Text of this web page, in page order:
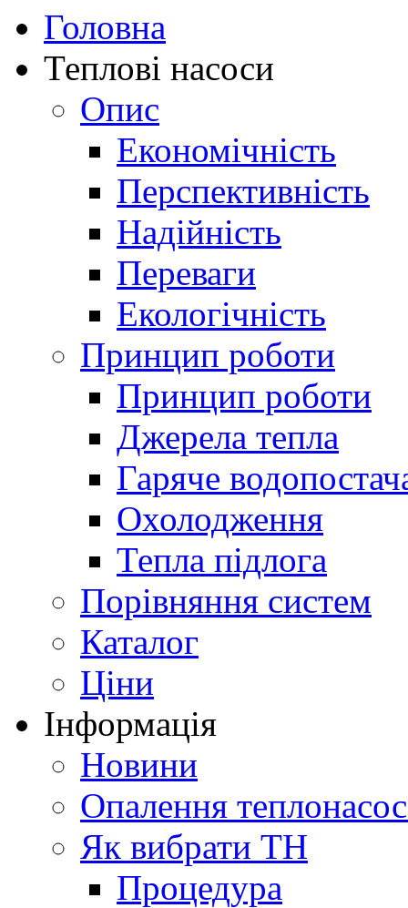
Головна
Теплові насоси
Опис
Економічність
Перспективність
Надійність
Переваги
Екологічність
Принцип роботи
Принцип роботи
Джерела тепла
Гаряче
Охолодження
Тепла підлога
Порівняння систем
Каталог
Ціни
Інформація
Новини
Опалення
Як вибрати ТН
Процедура